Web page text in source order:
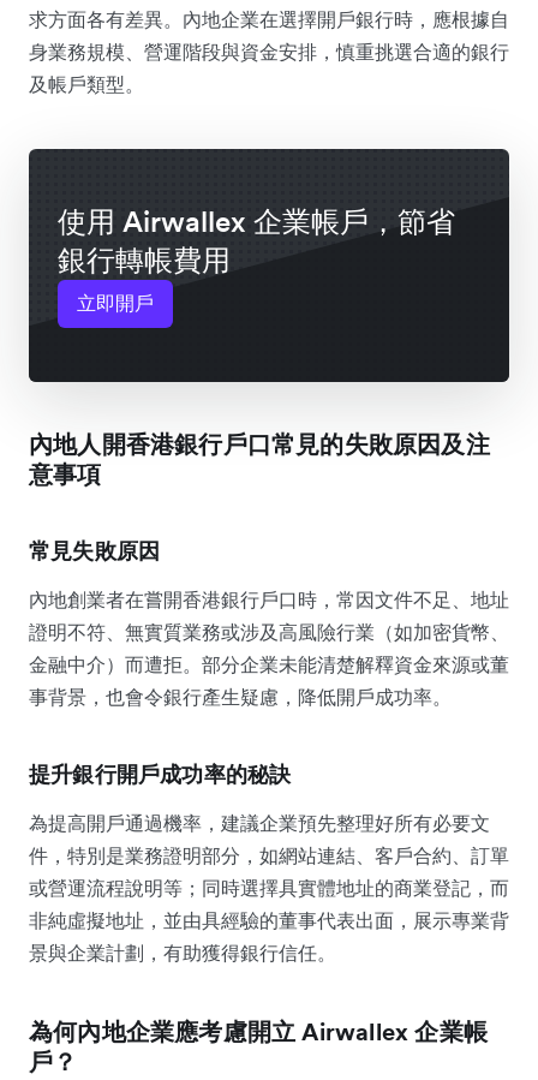
求方面各有差異。內地企業在選擇開戶銀行時，應根據自
身業務規模、營運階段與資金安排，慎重挑選合適的銀行
及帳戶類型。
使用 Airwallex 企業帳戶，節省
銀行轉帳費用
立即開戶
內地人開香港銀行戶口常見的失敗原因及注
意事項
常見失敗原因
內地創業者在嘗開香港銀行戶口時，常因文件不足、地址
證明不符、無實質業務或涉及高風險行業（如加密貨幣、
金融中介）而遭拒。部分企業未能清楚解釋資金來源或董
事背景，也會令銀行產生疑慮，降低開戶成功率。
提升銀行開戶成功率的秘訣
為提高開戶通過機率，建議企業預先整理好所有必要文
件，特別是業務證明部分，如網站連結、客戶合約、訂單
或營運流程說明等；同時選擇具實體地址的商業登記，而
非純虛擬地址，並由具經驗的董事代表出面，展示專業背
景與企業計劃，有助獲得銀行信任。
為何內地企業應考慮開立 Airwallex 企業帳
戶？